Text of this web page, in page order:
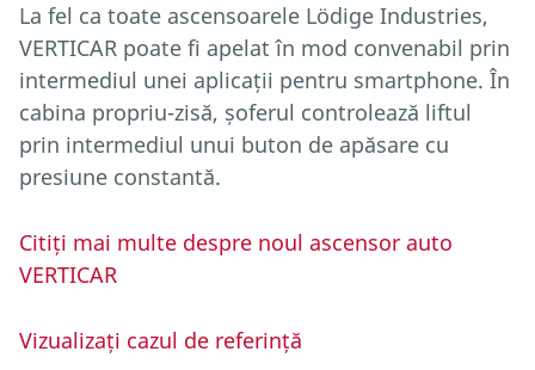
La fel ca toate ascensoarele Lödige Industries,
VERTICAR poate fi apelat în mod convenabil prin
intermediul unei aplicații pentru smartphone. În
cabina propriu-zisă, șoferul controlează liftul
prin intermediul unui buton de apăsare cu
presiune constantă.
Citiți mai multe despre noul ascensor auto
VERTICAR
Vizualizați cazul de referință